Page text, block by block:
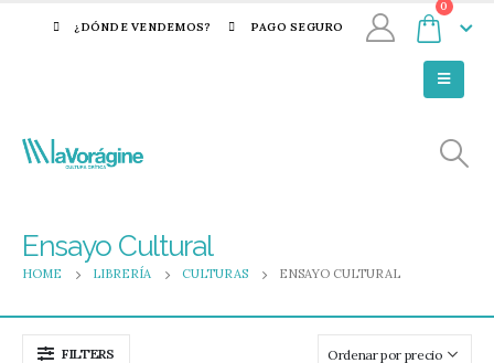
¿DÓNDE VENDEMOS? PAGO SEGURO
0
Ensayo Cultural
HOME LIBRERÍA CULTURAS ENSAYO CULTURAL
FILTERS